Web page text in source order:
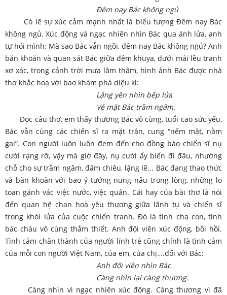
Đêm nay Bác không ngủ
Có lẽ sự xúc cảm mạnh nhất là biểu tượng Đêm nay Bác
không ngủ. Xúc động và ngạc nhiên nhìn Bác qua ánh lửa, anh
tự hỏi mình: Mà sao Bác vẫn ngồi, đêm nay Bác không ngủ? Anh
băn khoăn và quan sát Bác giữa đêm khuya, dưới mái lều tranh
xơ xác, trong cảnh trời mưa lâm thâm, hình ảnh Bác được nhà
thơ khắc hoạ với bao khám phá diệu kì:
Lặng yên nhìn bếp lửa
Vẻ mặt Bác trầm ngâm.
Đọc câu thơ, em thấy thương Bác vô cùng, tuổi cao sức yếu,
Bác vẫn cùng các chiến sĩ ra mặt trận, cung “nếm mật, nằm
gai”. Con người luôn luôn đem đến cho đồng bào chiến sĩ nụ
cười rạng rỡ, vậy mà giờ đây, nụ cười ấy biến đi đâu, nhường
chỗ cho sự trầm ngâm, đăm chiêu, lặng lẽ... Bác đang thao thức
và băn khoăn với bao ý tưởng nung nấu trong lòng, những lo
toan gánh vác việc nước, việc quân. Cái hay của bài thơ là nói
đến quan hệ chan hoà yêu thương giữa lãnh tụ và chiến sĩ
trong khói lửa của cuộc chiến tranh. Đó là tình cha con, tình
bác cháu vô cùng thắm thiết. Anh đội viên xúc động, bồi hồi.
Tình cảm chân thành của người lính trẻ cũng chính là tình cảm
của mỗi con người Việt Nam, của em, của chị….đối vởi Bác:
Anh đội viên nhìn Bác
Càng nhìn lại càng thương.
Càng nhìn vì ngạc nhiên xúc động. Càng thương vì đã